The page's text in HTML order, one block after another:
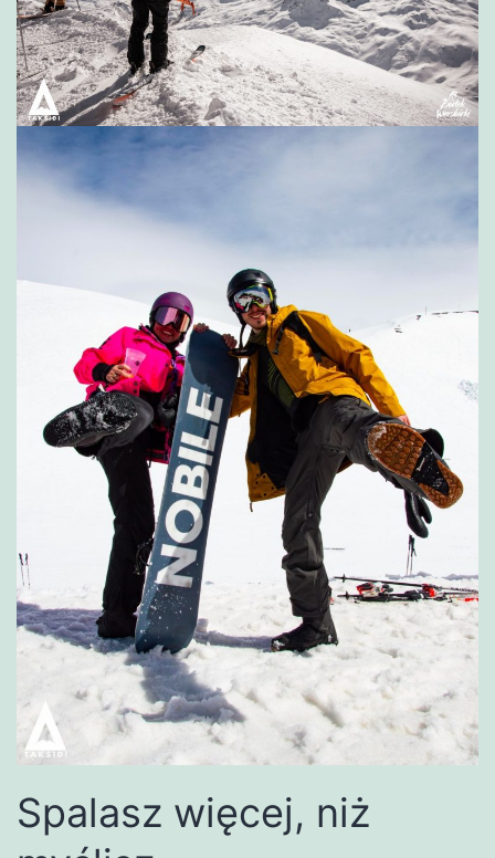
Spalasz więcej, niż